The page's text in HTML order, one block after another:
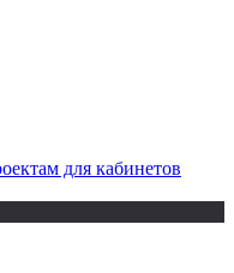
для кабинетов